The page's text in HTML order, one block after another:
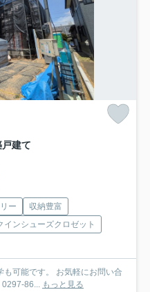
建て
ー
収納豊富
インシューズクロゼット
可能です。 お気軽にお問い合
】 0297-86...
もっと見る